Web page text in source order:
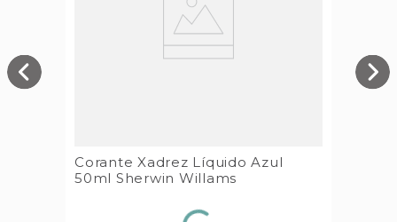
Corante Xadrez Líquido Azul
50ml Sherwin Willams